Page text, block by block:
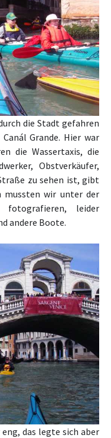
die Stadt gefahren
Grande. Hier war
die Wassertaxis, die
Obstverkäufer,
zu sehen ist, gibt
mussten wir unter der
fotografieren, leider
andere Boote.
das legte sich aber